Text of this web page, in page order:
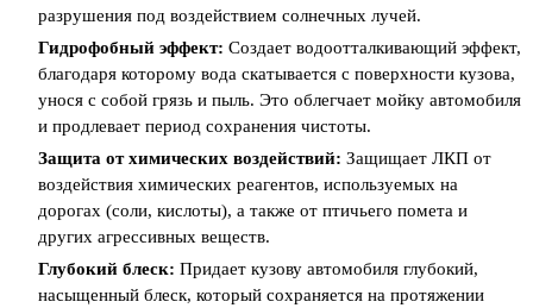
разрушения под воздействием солнечных лучей.
Гидрофобный эффект: Создает водоотталкивающий эффект,
благодаря которому вода скатывается с поверхности кузова,
унося с собой грязь и пыль. Это облегчает мойку автомобиля
и продлевает период сохранения чистоты.
Защита от химических воздействий: Защищает ЛКП от
воздействия химических реагентов, используемых на
дорогах (соли, кислоты), а также от птичьего помета и
других агрессивных веществ.
Глубокий блеск: Придает кузову автомобиля глубокий,
насыщенный блеск, который сохраняется на протяжении